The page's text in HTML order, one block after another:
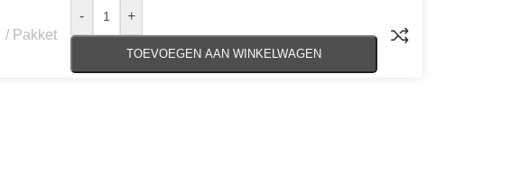
Pakket
- +
TOEVOEGEN AAN WINKELWAGEN